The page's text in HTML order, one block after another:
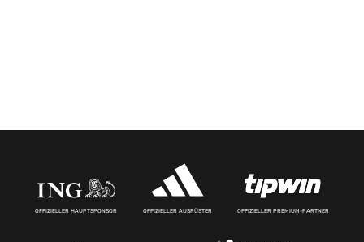
OFFIZIELLER HAUPTSPONSOR OFFIZIELLER AUSRÜSTER OFFIZIELLER PREMIUM-PARTNER